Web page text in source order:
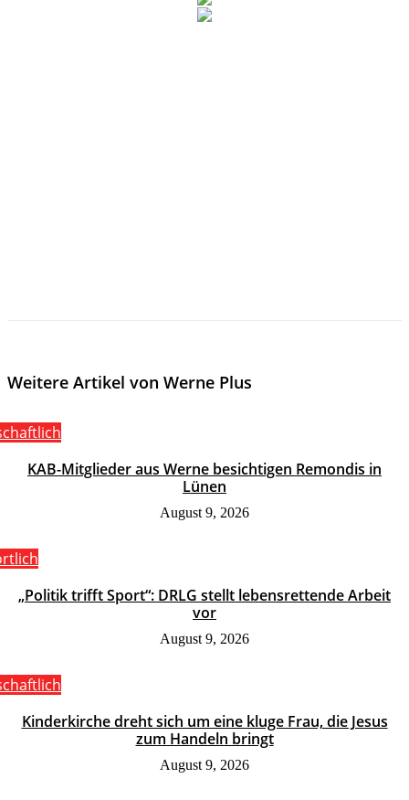
Weitere Artikel von Werne Plus
KAB-Mitglieder aus Werne besichtigen Remondis in
Lünen
August 9, 2026
„Politik trifft Sport“: DRLG stellt lebensrettende Arbeit
vor
August 9, 2026
Kinderkirche dreht sich um eine kluge Frau, die Jesus
zum Handeln bringt
August 9, 2026